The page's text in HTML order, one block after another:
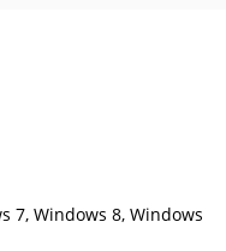
7, Windows 8, Windows